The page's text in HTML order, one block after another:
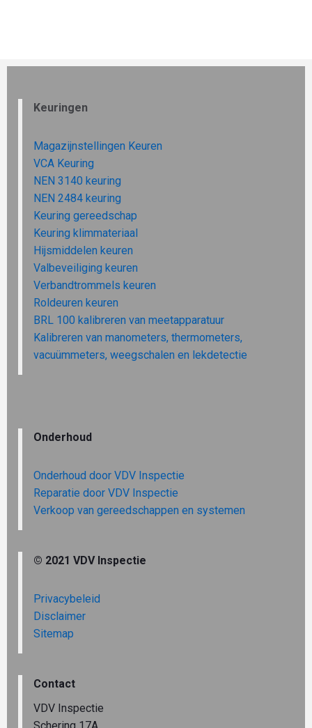
Keuringen
Magazijnstellingen Keuren
VCA Keuring
NEN 3140 keuring
NEN 2484 keuring
Keuring gereedschap
Keuring klimmateriaal
Hijsmiddelen keuren
Valbeveiliging keuren
Verbandtrommels keuren
Roldeuren keuren
BRL 100 kalibreren van meetapparatuur
Kalibreren van manometers, thermometers,
vacuümmeters, weegschalen en lekdetectie
Onderhoud
Onderhoud door VDV Inspectie
Reparatie door VDV Inspectie
Verkoop van gereedschappen en systemen
© 2021 VDV Inspectie
Privacybeleid
Disclaimer
Sitemap
Contact
VDV Inspectie